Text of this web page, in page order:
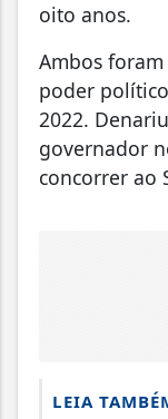
oito anos.
Ambos
poder
2022.
governador
concorrer ao
LEIA